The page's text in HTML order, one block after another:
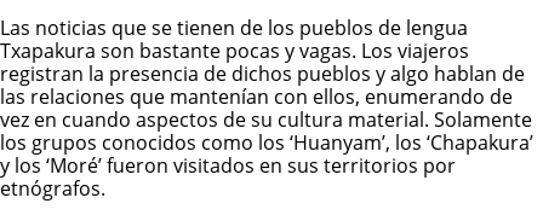
Las noticias que se tienen de los pueblos de lengua
Txapakura son bastante pocas y vagas. Los viajeros
registran la presencia de dichos pueblos y algo hablan de
las relaciones que mantenían con ellos, enumerando de
vez en cuando aspectos de su cultura material. Solamente
los grupos conocidos como los ‘Huanyam’, los ‘Chapakura’
y los ‘Moré’ fueron visitados en sus territorios por
etnógrafos.